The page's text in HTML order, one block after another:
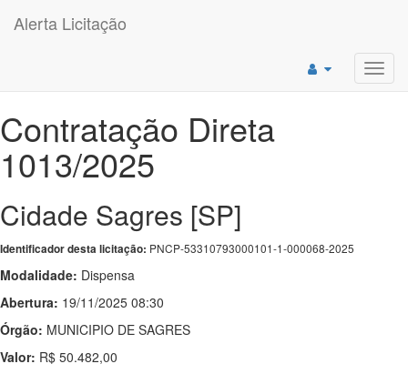
Alerta Licitação
Contratação Direta
1013/2025
Cidade Sagres [SP]
Identificador desta licitação: PNCP-53310793000101-1-000068-2025
Modalidade: Dispensa
Abertura: 19/11/2025 08:30
Órgão: MUNICIPIO DE SAGRES
Valor: R$ 50.482,00